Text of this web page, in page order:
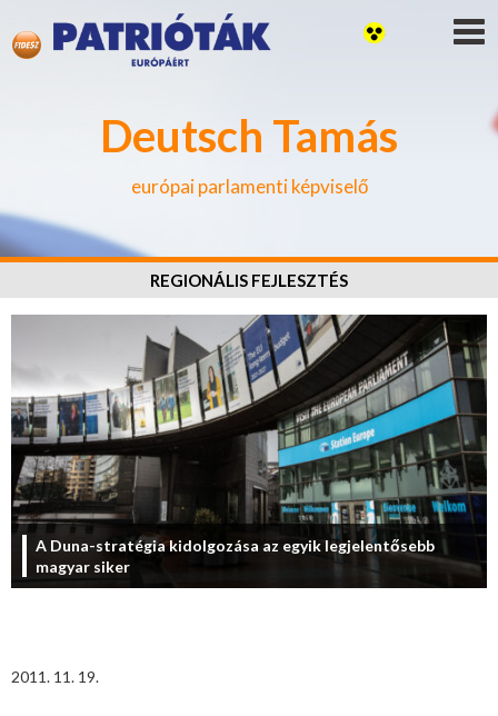
Deutsch Tamás
európai parlamenti képviselő
REGIONÁLIS FEJLESZTÉS
A Duna-stratégia kidolgozása az egyik legjelentősebb
magyar siker
2011. 11. 19.